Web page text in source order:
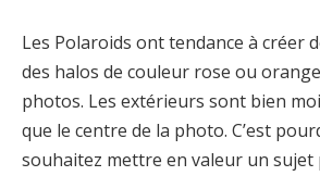
Les Polaroids ont tendance à créer
des halos de couleur rose ou
photos. Les extérieurs sont bien
que le centre de la photo. C’est
souhaitez mettre en valeur un sujet